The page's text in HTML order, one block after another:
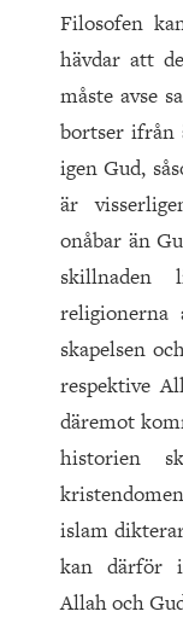
Filosofen
hävdar att
måste avse
bortser ifrån
igen Gud,
är
onåbar än
religionerna
skapelsen
respektive
däremot
historien
islam
kan därför
Allah och